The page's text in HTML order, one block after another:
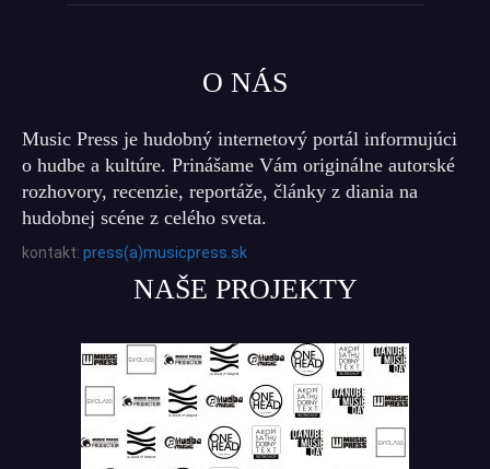
O NÁS
Music Press je hudobný internetový portál informujúci
o hudbe a kultúre. Prinášame Vám originálne autorské
rozhovory, recenzie, reportáže, články z diania na
hudobnej scéne z celého sveta.
kontakt: press(a)musicpress.sk
NAŠE PROJEKTY